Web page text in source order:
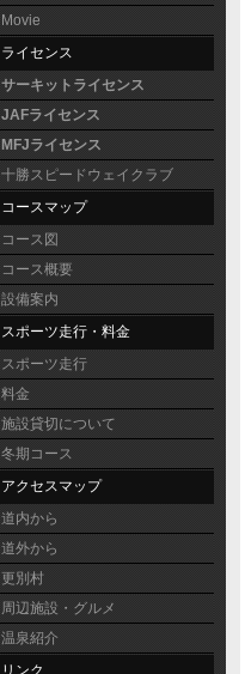
Movie
ライセンス
サーキットライセンス
JAFライセンス
MFJライセンス
十勝スピードウェイクラブ
コースマップ
コース図
コース概要
設備案内
スポーツ走行・料金
スポーツ走行
料金
施設貸切について
冬期コース
アクセスマップ
道内から
道外から
更別村
周辺施設・グルメ
温泉紹介
リンク